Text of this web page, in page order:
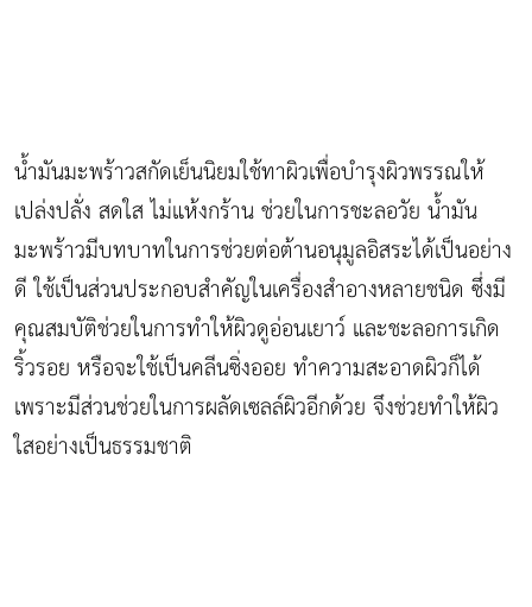
น้ำมันมะพร้าวสกัดเย็นนิยมใช้ทาผิวเพื่อบำรุงผิวพรรณให้
เปล่งปลั่ง สดใส ไม่แห้งกร้าน ช่วยในการชะลอวัย น้ำมัน
มะพร้าวมีบทบาทในการช่วยต่อต้านอนุมูลอิสระได้เป็นอย่าง
ดี ใช้เป็นส่วนประกอบสำคัญในเครื่องสำอางหลายชนิด ซึ่งมี
คุณสมบัติช่วยในการทำให้ผิวดูอ่อนเยาว์ และชะลอการเกิด
ริ้วรอย หรือจะใช้เป็นคลีนซิ่งออย ทำความสะอาดผิวก็ได้
เพราะมีส่วนช่วยในการผลัดเซลล์ผิวอีกด้วย จึงช่วยทำให้ผิว
ใสอย่างเป็นธรรมชาติ